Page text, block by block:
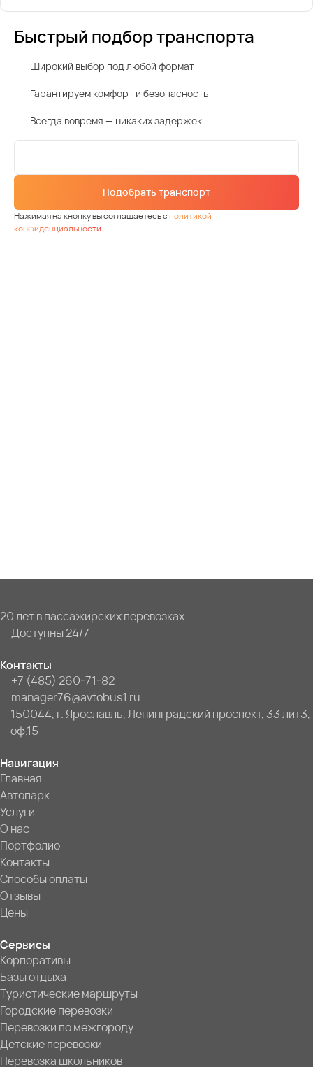
Быстрый подбор транспорта
Широкий выбор под любой формат
Гарантируем комфорт и безопасность
Всегда вовремя — никаких задержек
Подобрать транспорт
Нажимая на кнопку вы соглашаетесь сполитикой
конфиденциальности
20 лет в пассажирских перевозках
Доступны 24/7
Контакты
+7 (485) 260-71-82
manager76@avtobus1.ru
150044, г. Ярославль, Ленинградский проспект, 33 лит3,
оф.15
Навигация
Главная
Автопарк
Услуги
О нас
Портфолио
Контакты
Способы оплаты
Отзывы
Цены
Сервисы
Корпоративы
Базы отдыха
Туристические маршруты
Городские перевозки
Перевозки по межгороду
Детские перевозки
Перевозка школьников